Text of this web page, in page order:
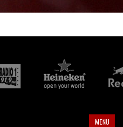
MENU